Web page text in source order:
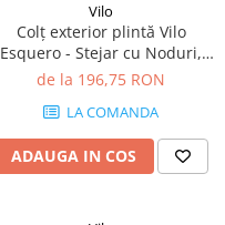
Vilo
Colț exterior plintă Vilo
Esquero - Stejar cu Noduri,
PVC, 20 buc/cutie, compatibil
de la 196,75 RON
LA COMANDA
ADAUGA IN COS